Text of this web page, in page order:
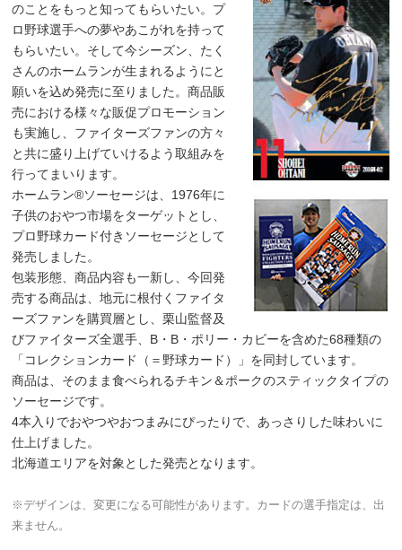
のことをもっと知ってもらいたい。プ
ロ野球選手への夢やあこがれを持って
もらいたい。そして今シーズン、たく
さんのホームランが生まれるようにと
願いを込め発売に至りました。商品販
売における様々な販促プロモーション
も実施し、ファイターズファンの方々
と共に盛り上げていけるよう取組みを
行ってまいります。
ホームラン®ソーセージは、1976年に
子供のおやつ市場をターゲットとし、
プロ野球カード付きソーセージとして
発売しました。
包装形態、商品内容も一新し、今回発
売する商品は、地元に根付くファイタ
ーズファンを購買層とし、栗山監督及
びファイターズ全選手、B・B・ポリー・カビーを含めた68種類の
「コレクションカード（＝野球カード）」を同封しています。
商品は、そのまま食べられるチキン＆ポークのスティックタイプの
ソーセージです。
4本入りでおやつやおつまみにぴったりで、あっさりした味わいに
仕上げました。
北海道エリアを対象とした発売となります。
※デザインは、変更になる可能性があります。カードの選手指定は、出
来ません。